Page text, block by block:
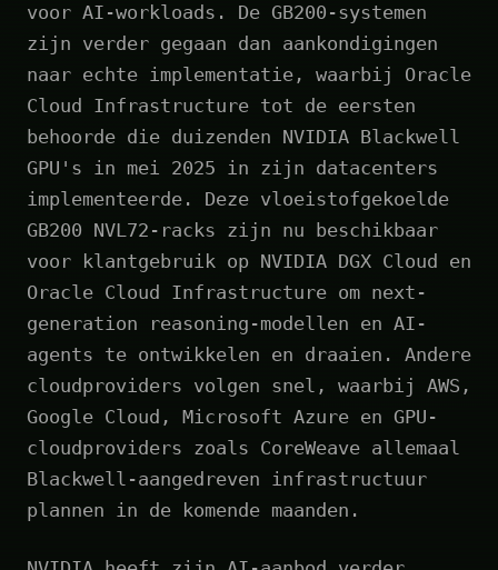
voor AI-workloads. De GB200-systemen
zijn verder gegaan dan aankondigingen
naar echte implementatie, waarbij Oracle
Cloud Infrastructure tot de eersten
behoorde die duizenden NVIDIA Blackwell
GPU's in mei 2025 in zijn datacenters
implementeerde. Deze vloeistofgekoelde
GB200 NVL72-racks zijn nu beschikbaar
voor klantgebruik op NVIDIA DGX Cloud en
Oracle Cloud Infrastructure om next-
generation reasoning-modellen en AI-
agents te ontwikkelen en draaien. Andere
cloudproviders volgen snel, waarbij AWS,
Google Cloud, Microsoft Azure en GPU-
cloudproviders zoals CoreWeave allemaal
Blackwell-aangedreven infrastructuur
plannen in de komende maanden.